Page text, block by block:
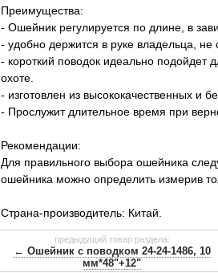
Преимущества:
- Ошейник регулируется по длине, в
- удобно держится в руке владельца, не
- короткий поводок идеально подойдет
охоте.
- изготовлен из высококачественных и
- Прослужит длительное время при
Рекомендации:
Для правильного выбора ошейника
ошейника можно определить измерив
Страна-производитель: Китай.
предыдущий товар раздела:
← Ошейник с поводком 24-24-1486, 10
мм*48"+12"